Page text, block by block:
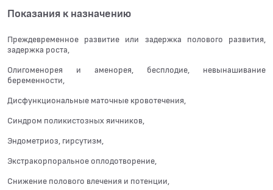
Показания к назначению
Преждевременное развитие или задержка полового развития,
задержка роста,
Олигоменорея и аменорея, бесплодие, невынашивание
беременности,
Дисфункциональные маточные кровотечения,
Синдром поликистозных яичников,
Эндометриоз, гирсутизм,
Экстракорпоральное оплодотворение,
Снижение полового влечения и потенции,